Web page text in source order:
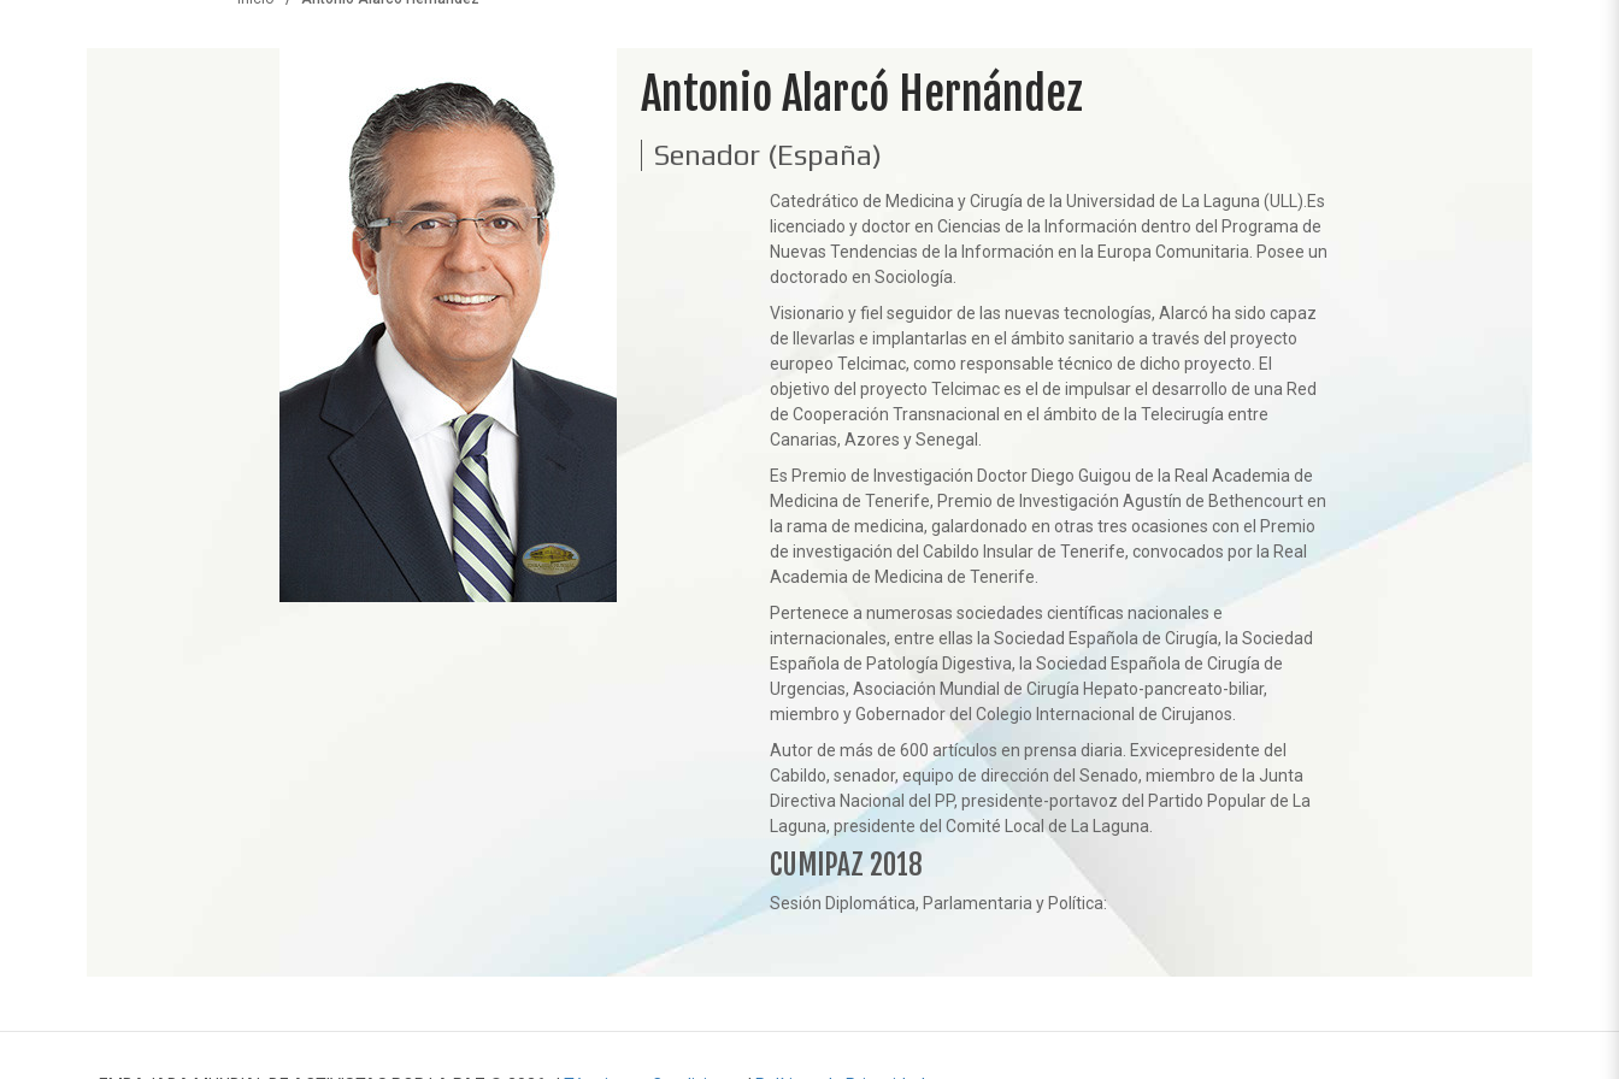
Antonio Alarcó Hernández
Senador (España)
Catedrático de Medicina y Cirugía de la Universidad de La Laguna (ULL).Es
licenciado y doctor en Ciencias de la Información dentro del Programa de
Nuevas Tendencias de la Información en la Europa Comunitaria. Posee un
doctorado en Sociología.
Visionario y fiel seguidor de las nuevas tecnologías, Alarcó ha sido capaz
de llevarlas e implantarlas en el ámbito sanitario a través del proyecto
europeo Telcimac, como responsable técnico de dicho proyecto. El
objetivo del proyecto Telcimac es el de impulsar el desarrollo de una Red
de Cooperación Transnacional en el ámbito de la Telecirugía entre
Canarias, Azores y Senegal.
Es Premio de Investigación Doctor Diego Guigou de la Real Academia de
Medicina de Tenerife, Premio de Investigación Agustín de Bethencourt en
la rama de medicina, galardonado en otras tres ocasiones con el Premio
de investigación del Cabildo Insular de Tenerife, convocados por la Real
Academia de Medicina de Tenerife.
Pertenece a numerosas sociedades científicas nacionales e
internacionales, entre ellas la Sociedad Española de Cirugía, la Sociedad
Española de Patología Digestiva, la Sociedad Española de Cirugía de
Urgencias, Asociación Mundial de Cirugía Hepato-pancreato-biliar,
miembro y Gobernador del Colegio Internacional de Cirujanos.
Autor de más de 600 artículos en prensa diaria. Exvicepresidente del
Cabildo, senador, equipo de dirección del Senado, miembro de la Junta
Directiva Nacional del PP, presidente-portavoz del Partido Popular de La
Laguna, presidente del Comité Local de La Laguna.
CUMIPAZ 2018
Sesión Diplomática, Parlamentaria y Política: